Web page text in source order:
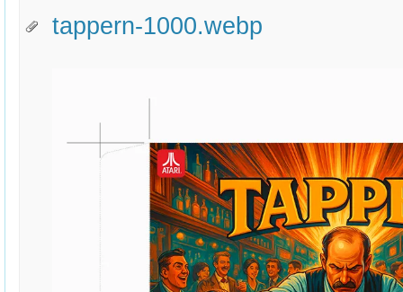
tappern-1000.webp